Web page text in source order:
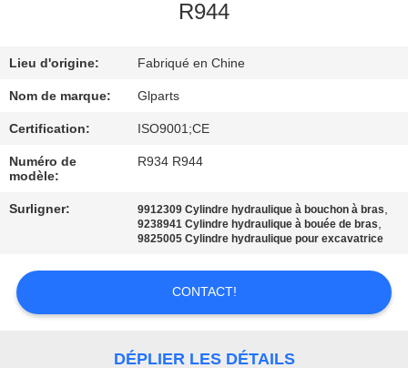
DE
L'USINE
CONTRÔLE
LA
NOUS
R944
Lieu d'origine: Fabriqué en Chine
Nom de marque: Glparts
Certification: ISO9001;CE
Numéro de
modèle:
R934 R944
Surligner: 9912309 Cylindre hydraulique à bouchon à bras,
9238941 Cylindre hydraulique à bouée de bras,
9825005 Cylindre hydraulique pour excavatrice
CONTACT!
DÉPLIER LES DÉTAILS